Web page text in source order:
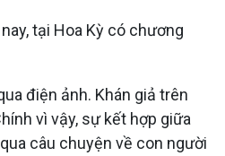
tại Hoa Kỳ có chương
điện ảnh. Khán giả trên
vì vậy, sự kết hợp giữa
câu chuyện về con người